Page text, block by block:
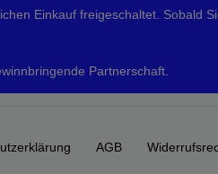
Einkauf freigeschaltet. Sobald
Partnerschaft.
AGB